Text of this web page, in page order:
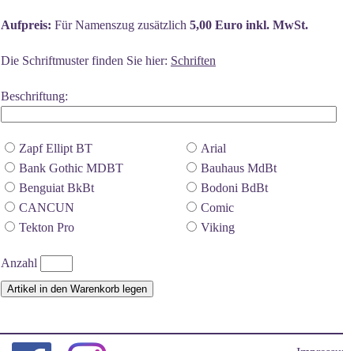
Aufpreis: Für Namenszug zusätzlich 5,00 Euro inkl. MwSt.
Die Schriftmuster finden Sie hier: Schriften
Beschriftung:
Zapf Ellipt BT
Bank Gothic MDBT
Benguiat BkBt
CANCUN
Tekton Pro
Arial
Bauhaus MdBt
Bodoni BdBt
Comic
Viking
Anzahl